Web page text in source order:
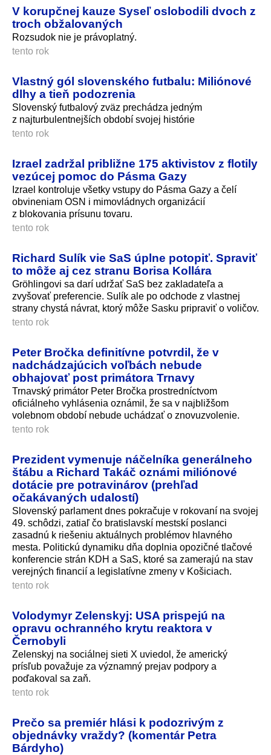
V korupčnej kauze Syseľ oslobodili dvoch z
troch obžalovaných
Rozsudok nie je právoplatný.
tento rok
Vlastný gól slovenského futbalu: Miliónové
dlhy a tieň podozrenia
Slovenský futbalový zväz prechádza jedným
z najturbulen­tnejších období svojej histórie
tento rok
Izrael zadržal približne 175 aktivistov z flotily
vezúcej pomoc do Pásma Gazy
Izrael kontroluje všetky vstupy do Pásma Gazy a čelí
obvineniam OSN i mimovládnych organizácií
z blokovania prísunu tovaru.
tento rok
Richard Sulík vie SaS úplne potopiť. Spraviť
to môže aj cez stranu Borisa Kollára
Gröhlingovi sa darí udržať SaS bez zakladateľa a
zvyšovať preferencie. Sulík ale po odchode z vlastnej
strany chystá návrat, ktorý môže Sasku pripraviť o voličov.
tento rok
Peter Bročka definitívne potvrdil, že v
nadchádzajúcich voľbách nebude
obhajovať post primátora Trnavy
Trnavský primátor Peter Bročka prostredníctvom
oficiálneho vyhlásenia oznámil, že sa v najbližšom
volebnom období nebude uchádzať o znovuzvolenie.
tento rok
Prezident vymenuje náčelníka generálneho
štábu a Richard Takáč oznámi miliónové
dotácie pre potravinárov (prehľad
očakávaných udalostí)
Slovenský parlament dnes pokračuje v rokovaní na svojej
49. schôdzi, zatiaľ čo bratislavskí mestskí poslanci
zasadnú k riešeniu aktuálnych problémov hlavného
mesta. Politickú dynamiku dňa doplnia opozičné tlačové
konferencie strán KDH a SaS, ktoré sa zamerajú na stav
verejných financií a legislatívne zmeny v Košiciach.
tento rok
Volodymyr Zelenskyj: USA prispejú na
opravu ochranného krytu reaktora v
Černobyli
Zelenskyj na sociálnej sieti X uviedol, že americký
prísľub považuje za významný prejav podpory a
poďakoval sa zaň.
tento rok
Prečo sa premiér hlási k podozrivým z
objednávky vraždy? (komentár Petra
Bárdyho)